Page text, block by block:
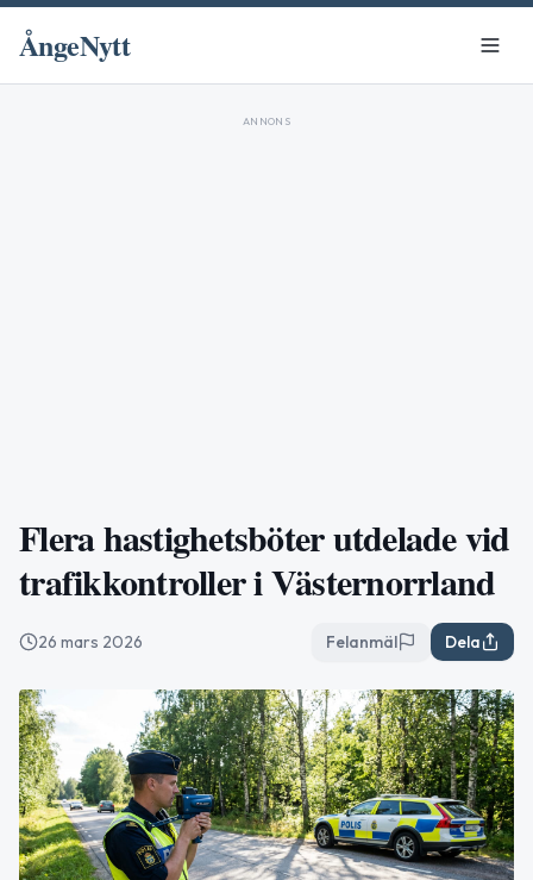
ÅngeNytt
ANNONS
Flera hastighetsböter utdelade vid
trafikkontroller i Västernorrland
26 mars 2026 Felanmäl Dela